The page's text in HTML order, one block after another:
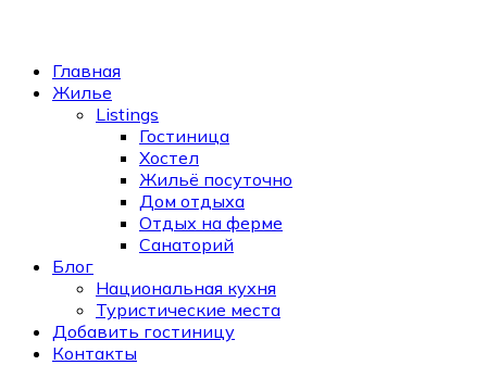
Главная
Жилье
Listings
Гостиница
Хостел
Жильё посуточно
Дом отдыха
Отдых на ферме
Санаторий
Блог
Национальная кухня
Туристические места
Добавить гостиницу
Контакты